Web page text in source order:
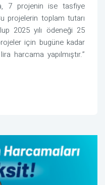
7 projenin ise tasfiye
projelerin toplam tutarı
2025 yılı ödeneği 25
için bugüne kadar
harcama yapılmıştır.”